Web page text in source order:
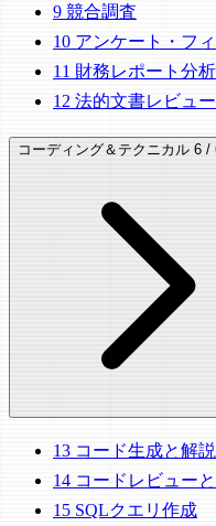
9 競合調査
10 アンケート・フ
11 財務レポート分析
12 法的文書レビュー
コーディング＆テクニカル 6 /
13 コード生成と解説
14 コードレビュー
15 SQLクエリ作成